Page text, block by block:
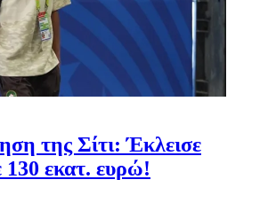
της Σίτι: Έκλεισε
εκατ. ευρώ!